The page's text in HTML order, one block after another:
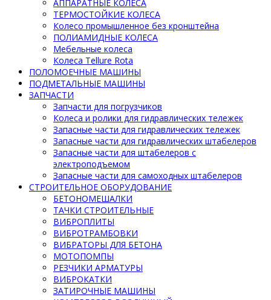
АППАРАТНЫЕ КОЛЕСА
ТЕРМОСТОЙКИЕ КОЛЕСА
Колесо промышленное без кронштейна
ПОЛИАМИДНЫЕ КОЛЕСА
Мебельные колеса
Колеса Tellure Rota
ПОЛОМОЕЧНЫЕ МАШИНЫ
ПОДМЕТАЛЬНЫЕ МАШИНЫ
ЗАПЧАСТИ
Запчасти для погрузчиков
Колеса и ролики для гидравлических тележек
Запасные части для гидравлических тележек
Запасные части для гидравлических штабелеров
Запасные части для штабелеров с
электроподъемом
Запасные части для самоходных штабелеров
СТРОИТЕЛЬНОЕ ОБОРУДОВАНИЕ
БЕТОНОМЕШАЛКИ
ТАЧКИ СТРОИТЕЛЬНЫЕ
ВИБРОПЛИТЫ
ВИБРОТРАМБОВКИ
ВИБРАТОРЫ ДЛЯ БЕТОНА
МОТОПОМПЫ
РЕЗЧИКИ АРМАТУРЫ
ВИБРОКАТКИ
ЗАТИРОЧНЫЕ МАШИНЫ